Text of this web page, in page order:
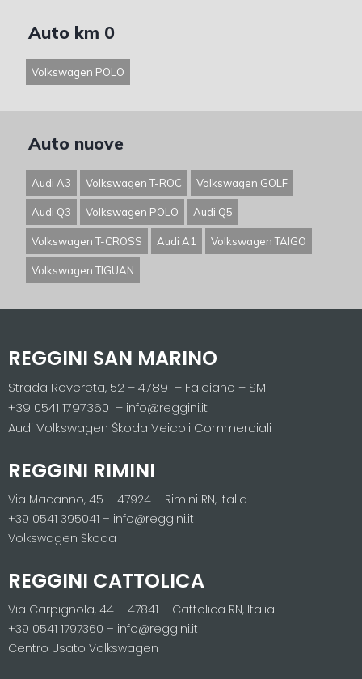
Auto km 0
Volkswagen POLO
Auto nuove
Audi A3 Volkswagen T-ROC Volkswagen GOLF
Audi Q3 Volkswagen POLO Audi Q5
Volkswagen T-CROSS Audi A1 Volkswagen TAIGO
Volkswagen TIGUAN
REGGINI SAN MARINO
Strada Rovereta, 52 – 47891 – Falciano – SM
+39 0541 1797360 – info@reggini.it
Audi Volkswagen Škoda Veicoli Commerciali
REGGINI RIMINI
Via Macanno, 45 – 47924 – Rimini RN, Italia
+39 0541 395041 – info@reggini.it
Volkswagen Škoda
REGGINI CATTOLICA
Via Carpignola, 44 – 47841 – Cattolica RN, Italia
+39 0541 1797360 – info@reggini.it
Centro Usato Volkswagen